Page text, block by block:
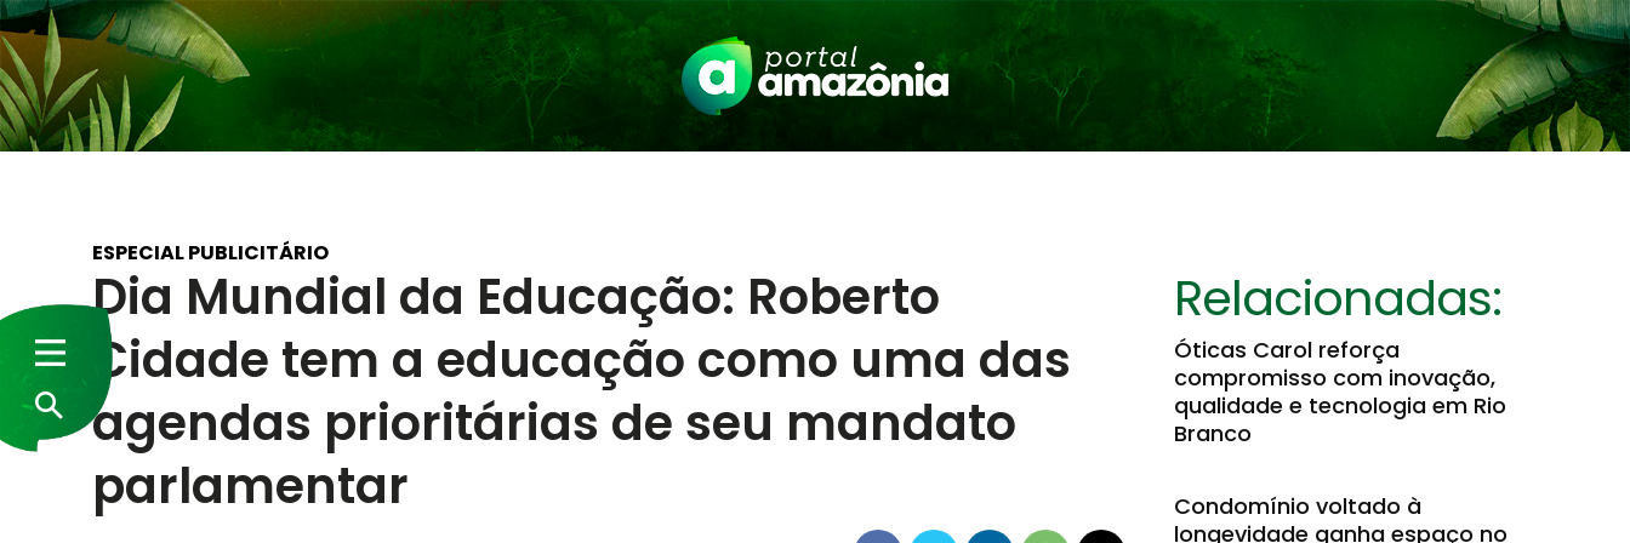
ESPECIAL PUBLICITÁRIO
Dia Mundial da Educação: Roberto
Cidade tem a educação como uma das
agendas prioritárias de seu mandato
parlamentar
Relacionadas:
Óticas Carol reforça
compromisso com inovação,
qualidade e tecnologia em Rio
Branco
Condomínio voltado à
longevidade ganha espaço no